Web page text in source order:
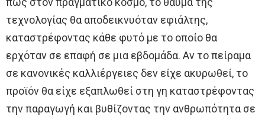
τεχνολογίας θα αποδεικνυόταν εφιάλτης,
καταστρέφοντας κάθε φυτό με το οποίο θα
ερχόταν σε επαφή σε μια εβδομάδα. Αν το πείραμα
σε κανονικές καλλιέργειες δεν είχε ακυρωθεί, το
προϊόν θα είχε εξαπλωθεί στη γη καταστρέφοντας
την παραγωγή και βυθίζοντας την ανθρωπότητα σε